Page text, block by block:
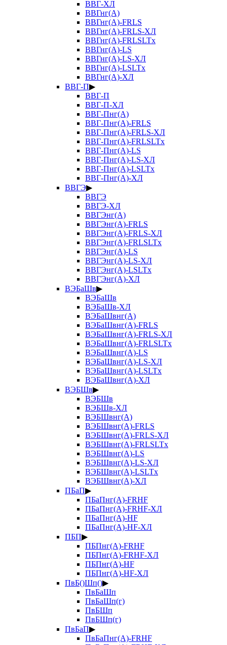
ВВГ-ХЛ
ВВГнг(А)
ВВГнг(А)-FRLS
ВВГнг(А)-FRLS-ХЛ
ВВГнг(А)-FRLSLTx
ВВГнг(А)-LS
ВВГнг(А)-LS-ХЛ
ВВГнг(А)-LSLTx
ВВГнг(А)-ХЛ
ВВГ-П▶
ВВГ-П
ВВГ-П-ХЛ
ВВГ-Пнг(А)
ВВГ-Пнг(А)-FRLS
ВВГ-Пнг(А)-FRLS-ХЛ
ВВГ-Пнг(А)-FRLSLTx
ВВГ-Пнг(А)-LS
ВВГ-Пнг(А)-LS-ХЛ
ВВГ-Пнг(А)-LSLTx
ВВГ-Пнг(А)-ХЛ
ВВГЭ▶
ВВГЭ
ВВГЭ-ХЛ
ВВГЭнг(А)
ВВГЭнг(А)-FRLS
ВВГЭнг(А)-FRLS-ХЛ
ВВГЭнг(А)-FRLSLTx
ВВГЭнг(А)-LS
ВВГЭнг(А)-LS-ХЛ
ВВГЭнг(А)-LSLTx
ВВГЭнг(А)-ХЛ
ВЭБаШв▶
ВЭБаШв
ВЭБаШв-ХЛ
ВЭБаШвнг(А)
ВЭБаШвнг(А)-FRLS
ВЭБаШвнг(А)-FRLS-ХЛ
ВЭБаШвнг(А)-FRLSLTx
ВЭБаШвнг(А)-LS
ВЭБаШвнг(А)-LS-ХЛ
ВЭБаШвнг(А)-LSLTx
ВЭБаШвнг(А)-ХЛ
ВЭБШв▶
ВЭБШв
ВЭБШв-ХЛ
ВЭБШвнг(А)
ВЭБШвнг(А)-FRLS
ВЭБШвнг(А)-FRLS-ХЛ
ВЭБШвнг(А)-FRLSLTx
ВЭБШвнг(А)-LS
ВЭБШвнг(А)-LS-ХЛ
ВЭБШвнг(А)-LSLTx
ВЭБШвнг(А)-ХЛ
ПБаП▶
ПБаПнг(А)-FRHF
ПБаПнг(А)-FRHF-ХЛ
ПБаПнг(А)-HF
ПБаПнг(А)-HF-ХЛ
ПБП▶
ПБПнг(А)-FRHF
ПБПнг(А)-FRHF-ХЛ
ПБПнг(А)-HF
ПБПнг(А)-HF-ХЛ
ПвБ()Шп()▶
ПвБаШп
ПвБаШп(г)
ПвБШп
ПвБШп(г)
ПвБаП▶
ПвБаПнг(А)-FRHF